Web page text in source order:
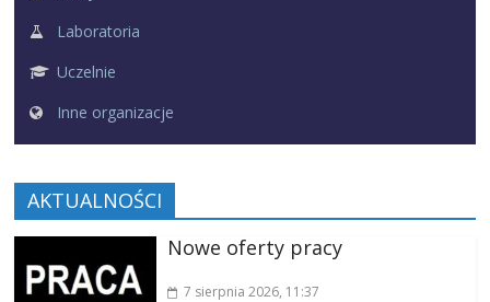
Laboratoria
Uczelnie
Inne organizacje
AKTUALNOŚCI
Nowe oferty pracy
7 sierpnia 2026, 11:37